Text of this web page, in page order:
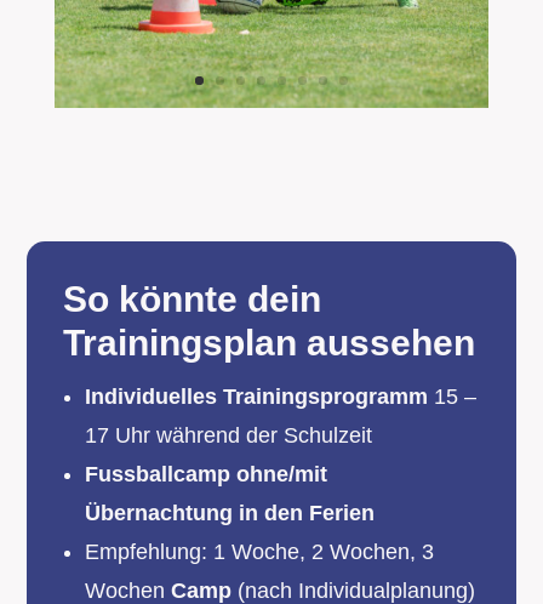
So könnte dein
Trainingsplan aussehen
Individuelles Trainingsprogramm 15 –
17 Uhr während der Schulzeit
Fussballcamp ohne/mit
Übernachtung in den Ferien
Empfehlung: 1 Woche, 2 Wochen, 3
WochenCamp (nach Individualplanung)